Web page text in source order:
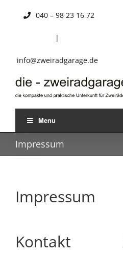
040 – 98 23 16 72
|
info@zweiradgarage.de
Menu
Impressum
Impressum
Kontakt